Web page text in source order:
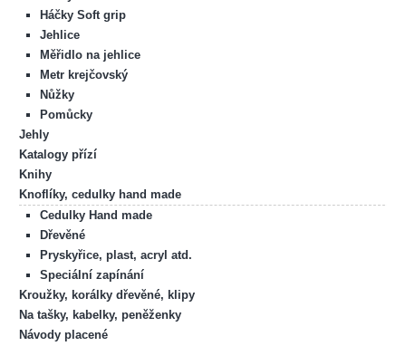
Háčky Soft grip
Jehlice
Měřidlo na jehlice
Metr krejčovský
Nůžky
Pomůcky
Jehly
Katalogy přízí
Knihy
Knoflíky, cedulky hand made
Cedulky Hand made
Dřevěné
Pryskyřice, plast, acryl atd.
Speciální zapínání
Kroužky, korálky dřevěné, klipy
Na tašky, kabelky, peněženky
Návody placené